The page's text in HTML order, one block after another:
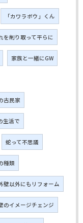
「カワラボウ」くん
を削り取って平らに
家族と一緒にGW
古民家
生活で
蛇って不思議
種類
壁以外にもリフォーム
のイメージチェンジ